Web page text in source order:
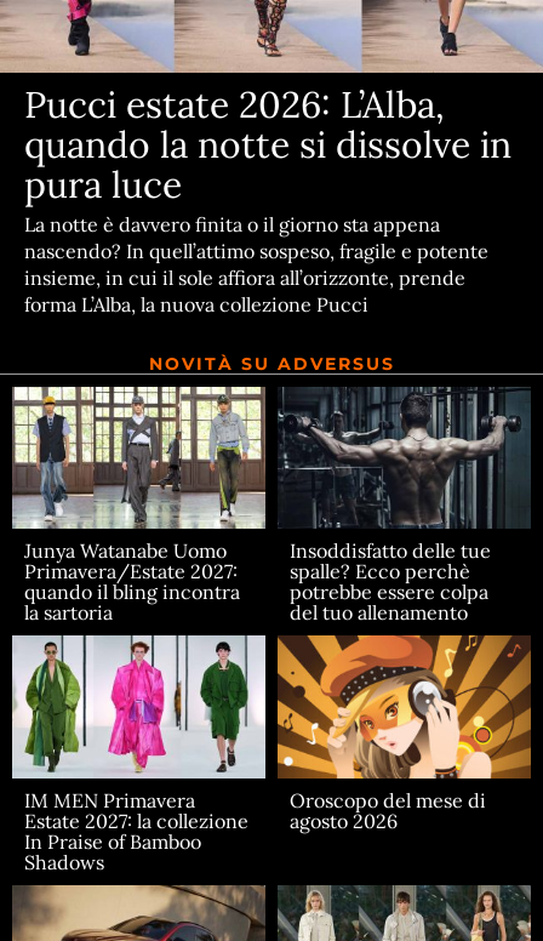
Pucci estate 2026: L’Alba,
quando la notte si dissolve in
pura luce
La notte è davvero finita o il giorno sta appena
nascendo? In quell’attimo sospeso, fragile e potente
insieme, in cui il sole affiora all’orizzonte, prende
forma L’Alba, la nuova collezione Pucci
NOVITÀ SU ADVERSUS
Junya Watanabe Uomo
Primavera/Estate 2027:
quando il bling incontra
la sartoria
Insoddisfatto delle tue
spalle? Ecco perchè
potrebbe essere colpa
del tuo allenamento
IM MEN Primavera
Estate 2027: la collezione
In Praise of Bamboo
Shadows
Oroscopo del mese di
agosto 2026